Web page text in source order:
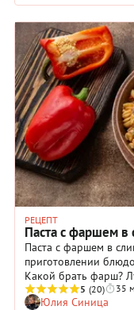
РЕЦЕПТ
Паста с фаршем в
Паста с фаршем в
приготовлении
Какой брать фарш?
куриный, и из
довольно жирная, а в
5 (20) 35
Юлия Синица